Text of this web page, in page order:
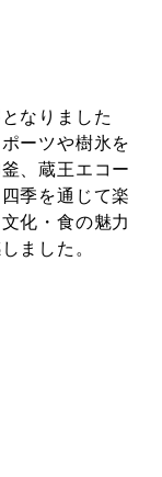
なりました
ーツや樹氷を
、蔵王エコー
季を通じて楽
化・食の魅力
ました。